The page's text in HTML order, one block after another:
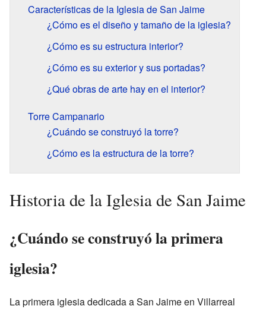
Características de la Iglesia de San Jaime
¿Cómo es el diseño y tamaño de la iglesia?
¿Cómo es su estructura interior?
¿Cómo es su exterior y sus portadas?
¿Qué obras de arte hay en el interior?
Torre Campanario
¿Cuándo se construyó la torre?
¿Cómo es la estructura de la torre?
Historia de la Iglesia de San Jaime
¿Cuándo se construyó la primera
iglesia?
La primera iglesia dedicada a San Jaime en Villarreal